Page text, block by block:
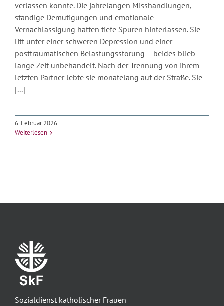
verlassen konnte. Die jahrelangen Misshandlungen,
ständige Demütigungen und emotionale
Vernachlässigung hatten tiefe Spuren hinterlassen. Sie
litt unter einer schweren Depression und einer
posttraumatischen Belastungsstörung – beides blieb
lange Zeit unbehandelt. Nach der Trennung von ihrem
letzten Partner lebte sie monatelang auf der Straße. Sie
[...]
6. Februar 2026
Weiterlesen
Sozialdienst katholischer Frauen